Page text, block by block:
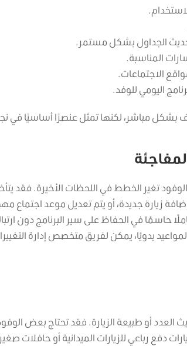
الجداول بشكل مستمر.
المناسبة.
الاجتماعات.
اليومي للوفد.
بشكل مباشر، لكنها تمثل عنصرًا أساسيًا في
تغير الخطط في اللحظات الأخيرة. فقد
إضافة زيارة جديدة، أو يتم تعديل موعد
حاسمًا في الحفاظ على سير البرنامج دون
يدويًا، يمكن لفريق متخصص إدارة
أو طبيعة الزيارة. فقد تحتاج بعض
دفع رباعي للزيارات الميدانية أو